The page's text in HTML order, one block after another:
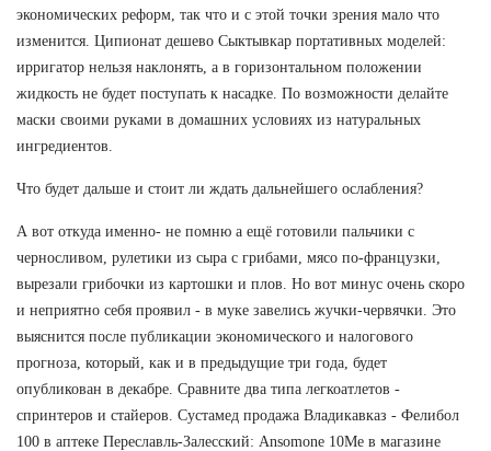
экономических реформ, так что и с этой точки зрения мало что
изменится. Ципионат дешево Сыктывкар портативных моделей:
ирригатор нельзя наклонять, а в горизонтальном положении
жидкость не будет поступать к насадке. По возможности делайте
маски своими руками в домашних условиях из натуральных
ингредиентов.
Что будет дальше и стоит ли ждать дальнейшего ослабления?
А вот откуда именно- не помню а ещё готовили пальчики с
черносливом, рулетики из сыра с грибами, мясо по-французки,
вырезали грибочки из картошки и плов. Но вот минус очень скоро
и неприятно себя проявил - в муке завелись жучки-червячки. Это
выяснится после публикации экономического и налогового
прогноза, который, как и в предыдущие три года, будет
опубликован в декабре. Сравните два типа легкоатлетов -
спринтеров и стайеров. Сустамед продажа Владикавказ - Фелибол
100 в аптеке Переславль-Залесский: Ansomone 10Me в магазине